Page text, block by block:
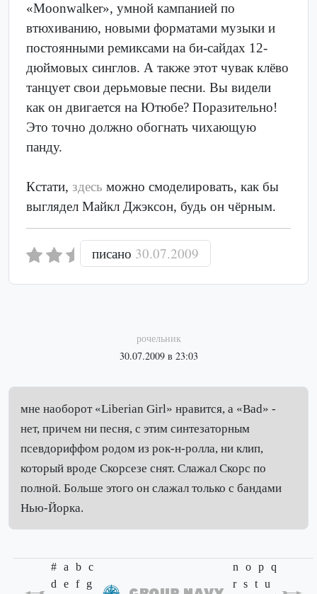
«Moonwalker», умной кампанией по
втюхиванию, новыми форматами музыки и
постоянными ремиксами на би-сайдах 12-
дюймовых синглов. А также этот чувак клёво
танцует свои дерьмовые песни. Вы видели
как он двигается на Ютюбе? Поразительно!
Это точно должно обогнать чихающую
панду.
Кстати, здесь можно смоделировать, как бы
выглядел Майкл Джэксон, будь он чёрным.
писано 30.07.2009
рочельник
30.07.2009 в 23:03
мне наоборот «Liberian Girl» нравится, а «Bad» -
нет, причем ни песня, с этим синтезаторным
псевдориффом родом из рок-н-ролла, ни клип,
который вроде Скорсезе снят. Слажал Скорс по
полной. Больше этого он слажал только с бандами
Нью-Йорка.
# a b c
d
e f g
n o p q
r s t u